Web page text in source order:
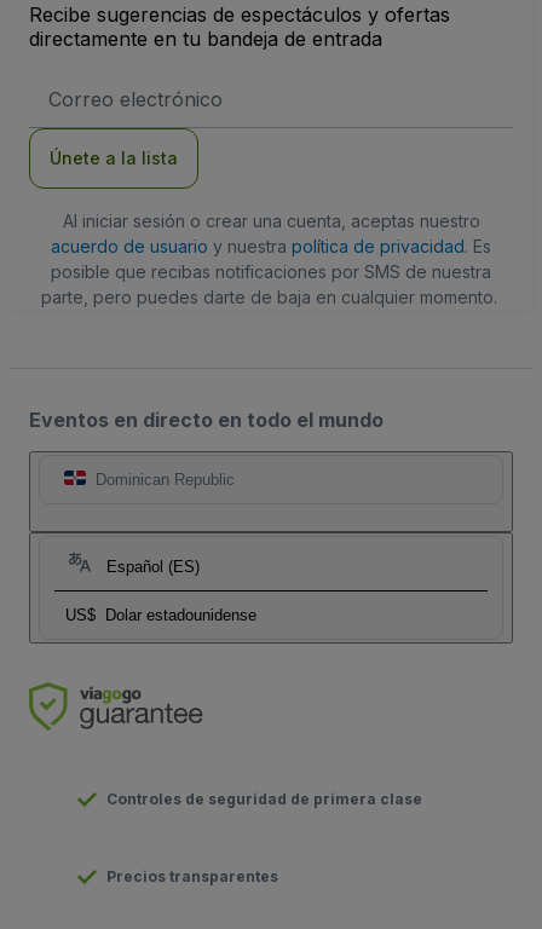
Recibe sugerencias de espectáculos y ofertas
directamente en tu bandeja de entrada
de
Únete a la lista
Al iniciar sesión o crear una cuenta, aceptas nuestro
acuerdo de usuario y nuestra política de privacidad. Es
posible que recibas notificaciones por SMS de nuestra
parte, pero puedes darte de baja en cualquier momento.
Eventos en directo en todo el mundo
Dominican Republic
Español (ES)
US$ Dolar estadounidense
Controles de seguridad de primera clase
Precios transparentes